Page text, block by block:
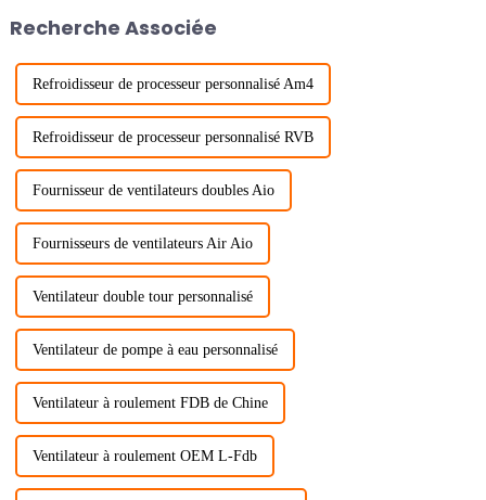
Recherche Associée
Refroidisseur de processeur personnalisé Am4
Refroidisseur de processeur personnalisé RVB
Fournisseur de ventilateurs doubles Aio
Fournisseurs de ventilateurs Air Aio
Ventilateur double tour personnalisé
Ventilateur de pompe à eau personnalisé
Ventilateur à roulement FDB de Chine
Ventilateur à roulement OEM L-Fdb